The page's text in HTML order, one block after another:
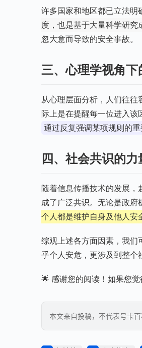
许多国家和地区都已立法明
度，也是基于大量科学研究
忽大意而导致的安全事故。
三、心理学视角下
从心理层面分析，人们往
际上是在提醒每一位进入
通过反复强调某项规则的
四、社会共识的力
随着信息传播技术的发展
成了广泛共识。无论是政府
个人都是维护自身及他人安
综观上述各方面因素，我们
乎个人安危，更涉及到整个
🌟 感谢您的阅读！如果您
本文来自投稿，不代表号卡